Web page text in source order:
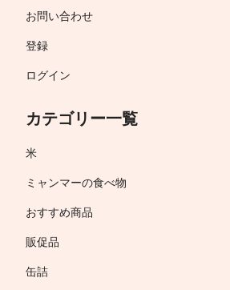
お問い合わせ
登録
ログイン
カテゴリー一覧
米
ミャンマーの食べ物
おすすめ商品
販促品
缶詰